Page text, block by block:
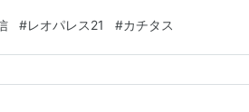
ではカチタス<89…
#レオパレス21 #カチタス